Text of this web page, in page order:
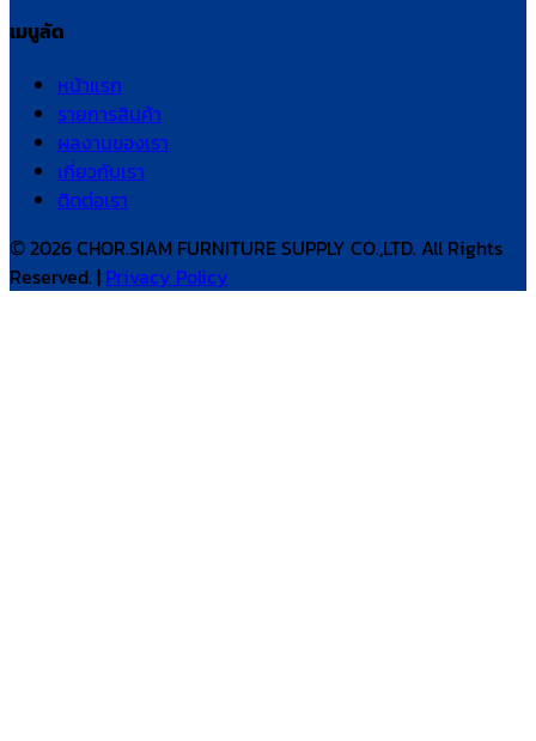
เมนูลัด
หน้าแรก
รายการสินค้า
ผลงานของเรา
เกี่ยวกับเรา
ติดต่อเรา
© 2026 CHOR.SIAM FURNITURE SUPPLY CO.,LTD. All Rights
Reserved. | Privacy Policy